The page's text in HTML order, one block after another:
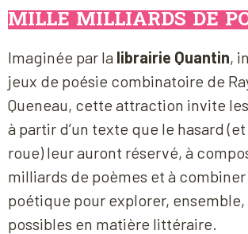
MILLE MILLIARDS DE
Imaginée par la librairie Quantin,
jeux de poésie combinatoire de
Queneau, cette attraction invite
à partir d’un texte que le hasard
roue) leur auront réservé, à
milliards de poèmes et à
poétique pour explorer, ensemble,
possibles en matière littéraire.